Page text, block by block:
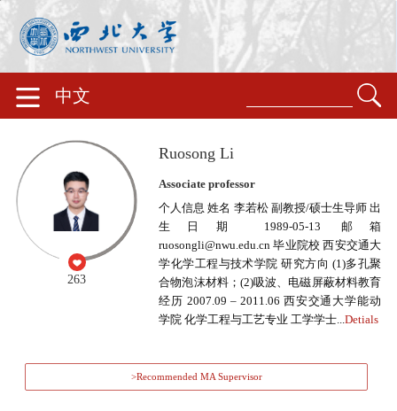
中文
263
Ruosong Li
Associate professor
个人信息 姓名 李若松 副教授/硕士生导师 出
生日期 1989-05-13 邮箱
ruosongli@nwu.edu.cn 毕业院校 西安交通大
学化学工程与技术学院 研究方向 (1)多孔聚
合物泡沫材料；(2)吸波、电磁屏蔽材料教育
经历 2007.09 – 2011.06 西安交通大学能动
学院 化学工程与工艺专业 工学学士...Detials
>Recommended MA Supervisor